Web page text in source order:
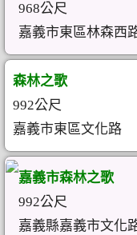
968公尺
嘉義市東區林森西
森林之歌
992公尺
嘉義市東區文化路
嘉義市森林之歌
992公尺
嘉義縣嘉義市文化